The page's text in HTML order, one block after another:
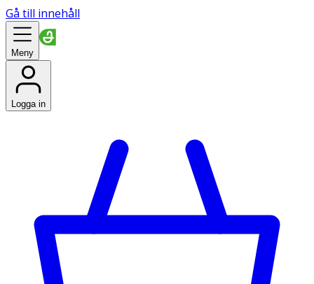
Gå till innehåll
Meny
Logga in